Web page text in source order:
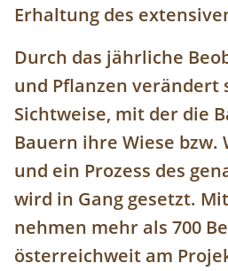
Erhaltung des
Durch das jährliche
und Pflanzen verändert
Sichtweise, mit der die
Bauern ihre Wiese bzw.
und ein Prozess des
wird in Gang gesetzt.
nehmen mehr als 700
österreichweit am